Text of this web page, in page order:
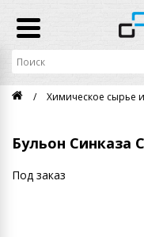
Химическое сырье
Бульон Синказа
Под заказ